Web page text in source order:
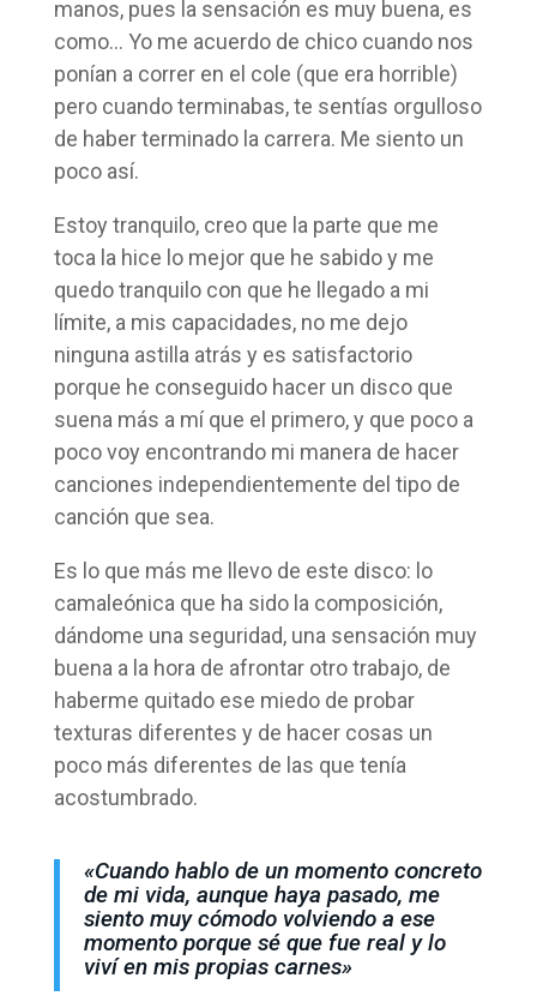
manos, pues la sensación es muy buena, es
como… Yo me acuerdo de chico cuando nos
ponían a correr en el cole (que era horrible)
pero cuando terminabas, te sentías orgulloso
de haber terminado la carrera. Me siento un
poco así.
Estoy tranquilo, creo que la parte que me
toca la hice lo mejor que he sabido y me
quedo tranquilo con que he llegado a mi
límite, a mis capacidades, no me dejo
ninguna astilla atrás y es satisfactorio
porque he conseguido hacer un disco que
suena más a mí que el primero, y que poco a
poco voy encontrando mi manera de hacer
canciones independientemente del tipo de
canción que sea.
Es lo que más me llevo de este disco: lo
camaleónica que ha sido la composición,
dándome una seguridad, una sensación muy
buena a la hora de afrontar otro trabajo, de
haberme quitado ese miedo de probar
texturas diferentes y de hacer cosas un
poco más diferentes de las que tenía
acostumbrado.
«Cuando hablo de un momento concreto
de mi vida, aunque haya pasado, me
siento muy cómodo volviendo a ese
momento porque sé que fue real y lo
viví en mis propias carnes»